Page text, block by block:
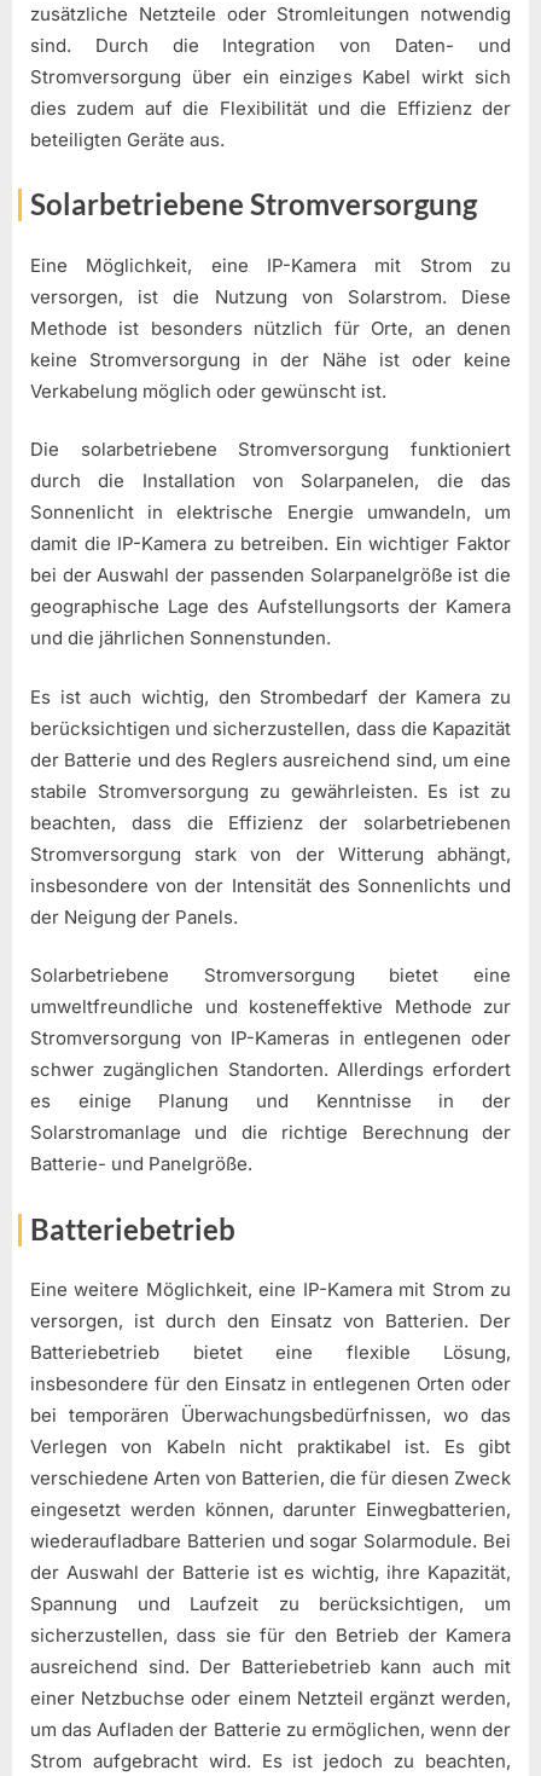
zusätzliche Netzteile oder Stromleitungen notwendig
sind. Durch die Integration von Daten- und
Stromversorgung über ein einziges Kabel wirkt sich
dies zudem auf die Flexibilität und die Effizienz der
beteiligten Geräte aus.
Solarbetriebene Stromversorgung
Eine Möglichkeit, eine IP-Kamera mit Strom zu
versorgen, ist die Nutzung von Solarstrom. Diese
Methode ist besonders nützlich für Orte, an denen
keine Stromversorgung in der Nähe ist oder keine
Verkabelung möglich oder gewünscht ist.
Die solarbetriebene Stromversorgung funktioniert
durch die Installation von Solarpanelen, die das
Sonnenlicht in elektrische Energie umwandeln, um
damit die IP-Kamera zu betreiben. Ein wichtiger Faktor
bei der Auswahl der passenden Solarpanelgröße ist die
geographische Lage des Aufstellungsorts der Kamera
und die jährlichen Sonnenstunden.
Es ist auch wichtig, den Strombedarf der Kamera zu
berücksichtigen und sicherzustellen, dass die Kapazität
der Batterie und des Reglers ausreichend sind, um eine
stabile Stromversorgung zu gewährleisten. Es ist zu
beachten, dass die Effizienz der solarbetriebenen
Stromversorgung stark von der Witterung abhängt,
insbesondere von der Intensität des Sonnenlichts und
der Neigung der Panels.
Solarbetriebene Stromversorgung bietet eine
umweltfreundliche und kosteneffektive Methode zur
Stromversorgung von IP-Kameras in entlegenen oder
schwer zugänglichen Standorten. Allerdings erfordert
es einige Planung und Kenntnisse in der
Solarstromanlage und die richtige Berechnung der
Batterie- und Panelgröße.
Batteriebetrieb
Eine weitere Möglichkeit, eine IP-Kamera mit Strom zu
versorgen, ist durch den Einsatz von Batterien. Der
Batteriebetrieb bietet eine flexible Lösung,
insbesondere für den Einsatz in entlegenen Orten oder
bei temporären Überwachungsbedürfnissen, wo das
Verlegen von Kabeln nicht praktikabel ist. Es gibt
verschiedene Arten von Batterien, die für diesen Zweck
eingesetzt werden können, darunter Einwegbatterien,
wiederaufladbare Batterien und sogar Solarmodule. Bei
der Auswahl der Batterie ist es wichtig, ihre Kapazität,
Spannung und Laufzeit zu berücksichtigen, um
sicherzustellen, dass sie für den Betrieb der Kamera
ausreichend sind. Der Batteriebetrieb kann auch mit
einer Netzbuchse oder einem Netzteil ergänzt werden,
um das Aufladen der Batterie zu ermöglichen, wenn der
Strom aufgebracht wird. Es ist jedoch zu beachten,